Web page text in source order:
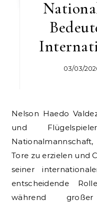
03/03/
Nelson Haedo Valdez war ein vielseitiger Stürmer
und
Tore zu erzielen und
seiner
entscheidende
während